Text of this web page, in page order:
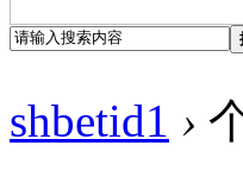
shbetid1 ›